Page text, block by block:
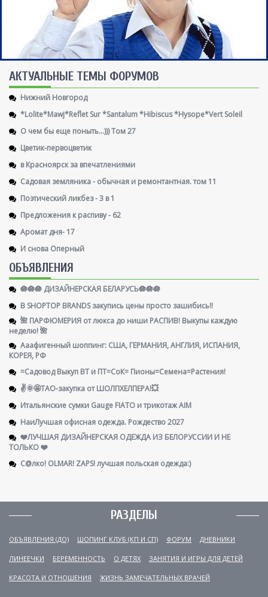
AКТУАЛЬНЫЕ ТЕМЫ ФОРУМОВ
Нижний Новгород
*Lolite*Mawj*Reflet Sur *Santalum *Hibiscus *Hysope*Vert Soleil
О чем бы еще поныть...))) Том 27
Цветик-первоцветик
в Красноярск за впечатлениями
Садовая земляника - обычная и ремонтантная. том 11
Поэтический ликбез - 3 в 1
Предложения к распиву - 62
Аромат дня- 17
И снова Оперный
ОБЪЯВЛЕНИЯ
🪷🪷🪷 ДИЗАЙНЕРСКАЯ БЕЛАРУСЬ🪷🪷🪷
В SHOPTOP BRANDS закупись цены просто зашибись!!
🌺 ПАРФЮМЕРИЯ от люкса до ниши РАСПИВ! Выкупы каждую
неделю! 🌺
Ааафигенный шоппинг: США, ГЕРМАНИЯ, АНГЛИЯ, ИСПАНИЯ,
КОРЕЯ, РФ
=Садовод Выкуп ВТ и ПТ=СоК= Пионы=Семена=Растения!
✌️🌞🤩ТАО-закупка от ШОЛПХЕЛПЕРА!💥
Итальянские сумки Gauge FIATO и трикотаж AIM
НаиЛучшая офисная одежда. Рождество 2027
❤️ЛУЧШАЯ ДИЗАЙНЕРСКАЯ ОДЕЖДА ИЗ БЕЛОРУССИИ И НЕ
ТОЛЬКО ❤️
С@лко! OLMAR! ZAPS! лучшая польская одежда:)
РАЗДЕЛЫ
ОБЪЯВЛЕНИЯ (ДО) ШОПИНГ КЛУБ (КП И СП) ФОРУМ ДНЕВНИКИ
ЛИНЕЕЧКИ БЕРЕМЕННОСТЬ О ДЕТЯХ ЗАНЯТИЯ И ИГРЫ ДЛЯ ДЕТЕЙ
КРАСОТА И ОТНОШЕНИЯ ЖИЗНЬ ЗАМЕЧАТЕЛЬНЫХ ВРАЧЕЙ